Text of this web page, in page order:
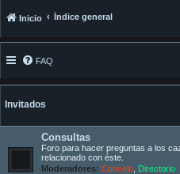
Inicio Índice general
FAQ
Invitados
Consultas
Foro para hacer preguntas a los
relacionado con éste.
Moderadores: Concejo Directorio